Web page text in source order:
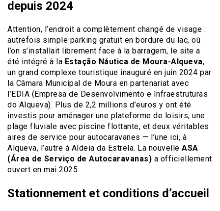
depuis 2024
Attention, l’endroit a complètement changé de visage :
autrefois simple parking gratuit en bordure du lac, où
l’on s’installait librement face à la barragem, le site a
été intégré à la Estação Náutica de Moura-Alqueva,
un grand complexe touristique inauguré en juin 2024 par
la Câmara Municipal de Moura en partenariat avec
l’EDIA (Empresa de Desenvolvimento e Infraestruturas
do Alqueva). Plus de 2,2 millions d’euros y ont été
investis pour aménager une plateforme de loisirs, une
plage fluviale avec piscine flottante, et deux véritables
aires de service pour autocaravanes — l’une ici, à
Alqueva, l’autre à Aldeia da Estrela. La nouvelle ASA
(Área de Serviço de Autocaravanas) a officiellement
ouvert en mai 2025.
Stationnement et conditions d’accueil